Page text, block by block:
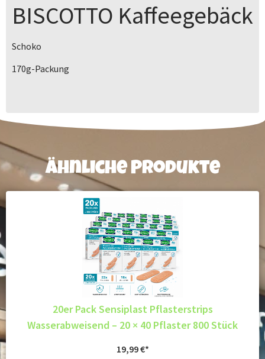
BISCOTTO Kaffeegebäck
Schoko
170g-Packung
Ähnliche Produkte
20er Pack Sensiplast Pflasterstrips
Wasserabweisend – 20 × 40 Pflaster 800 Stück
19,99€